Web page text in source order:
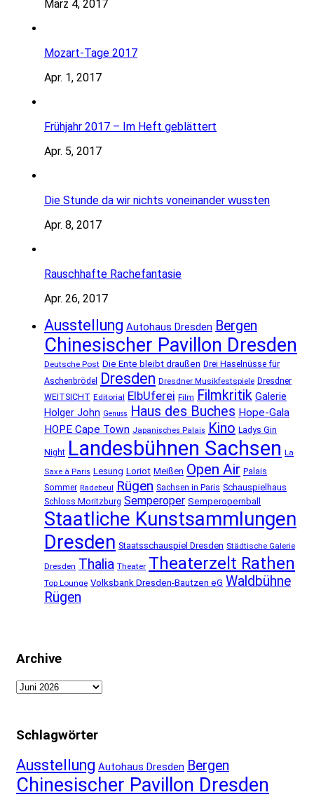
März 4, 2017
Mozart-Tage 2017
Apr. 1, 2017
Frühjahr 2017 – Im Heft geblättert
Apr. 5, 2017
Die Stunde da wir nichts voneinander wussten
Apr. 8, 2017
Rauschhafte Rachefantasie
Apr. 26, 2017
Ausstellung Autohaus Dresden Bergen
Chinesischer Pavillon Dresden
Deutsche Post Die Ente bleibt draußen Drei Haselnüsse für
Aschenbrödel
Dresden Dresdner Musikfestspiele Dresdner
WEITSICHT Editorial ElbUferei Film Filmkritik Galerie
Holger John Genuss Haus des Buches Hope-Gala
HOPE Cape Town Japanisches Palais Kino Ladys Gin
Night Landesbühnen Sachsen La
Saxe à Paris Lesung Loriot Meißen Open Air Palais
Sommer Radebeul Rügen Sachsen in Paris Schauspielhaus
Schloss Moritzburg Semperoper Semperopernball
Staatliche Kunstsammlungen
Dresden Staatsschauspiel Dresden Städtische Galerie
Dresden Thalia Theater Theaterzelt Rathen
Top Lounge Volksbank Dresden-Bautzen eG Waldbühne
Rügen
Archive
Archive
Schlagwörter
Ausstellung Autohaus Dresden Bergen
Chinesischer Pavillon Dresden